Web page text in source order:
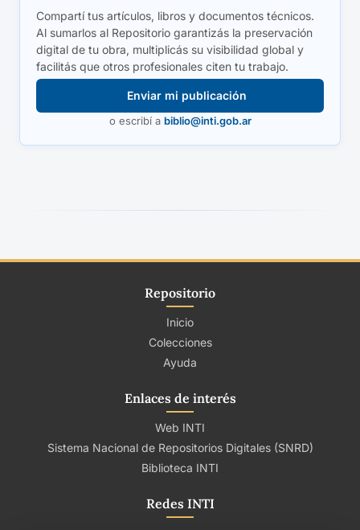
Compartí tus artículos, libros y documentos técnicos.
Al sumarlos al Repositorio garantizás la preservación
digital de tu obra, multiplicás su visibilidad global y
facilitás que otros profesionales citen tu trabajo.
Enviar mi publicación
o escribí a biblio@inti.gob.ar
Repositorio
Inicio
Colecciones
Ayuda
Enlaces de interés
Web INTI
Sistema Nacional de Repositorios Digitales (SNRD)
Biblioteca INTI
Redes INTI